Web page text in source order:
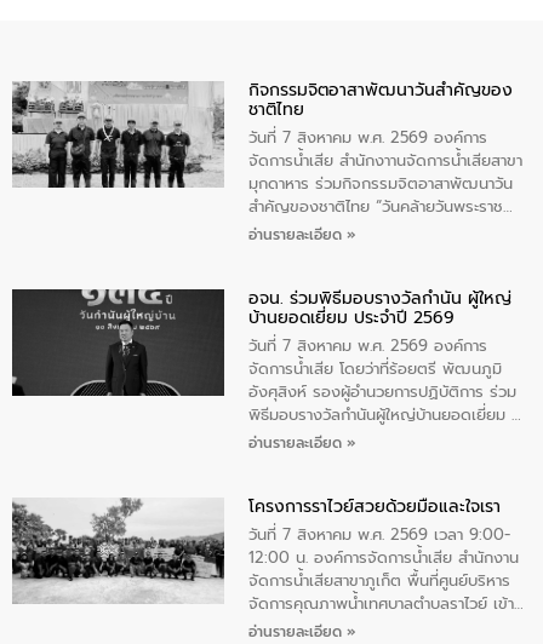
กิจกรรมจิตอาสาพัฒนาวันสําคัญของ
ชาติไทย
วันที่ 7 สิงหาคม พ.ศ. 2569 องค์การ
จัดการน้ำเสีย สำนักงาานจัดการน้ำเสียสาขา
มุกดาหาร ร่วมกิจกรรมจิตอาสาพัฒนาวัน
สําคัญของชาติไทย “วันคล้ายวันพระราช
สมภพ สมเด็จพระนางเจ้าสิริกิติ์พระบรม
ทิพย์คำ รองผู้ว่าราชการจังหวัดมุกดาหาร
เป็นประธานในพิธี ณ เรือนจําชั่วคราวนาโสก
ตําบลนาโสก อําเภอเมืองมุกดาหาร จังหวัด
มุกดาหาร โดยในกิจกรรมได้ร่วมปลูกป่า และ
ทําความสะอาดภายในบริเวณ จัดกิจกรรม
เพื่อถวายเป็นพระราชกุศล สมเด็จพระนาง
เจ้าสิริกิติ์พระบรมราชินีนาถ พระบรมราช
อ่านรายละเอียด »
อจน. ร่วมพิธีมอบรางวัลกำนัน ผู้ใหญ่
บ้านยอดเยี่ยม ประจำปี 2569
วันที่ 7 สิงหาคม พ.ศ. 2569 องค์การ
จัดการน้ำเสีย โดยว่าที่ร้อยตรี พัฒนภูมิ
อังศุสิงห์ รองผู้อำนวยการปฏิบัติการ ร่วม
พิธีมอบรางวัลกำนันผู้ใหญ่บ้านยอดเยี่ยม ณ
ทำเนียบรัฐบาล โดยมีนายอนุทิน ชาญวีรกูล
ทองคำและประกาศเกียรติคุณให้แก่ กำนัน
ผู้ใหญ่บ้านยอดเยี่ยม พร้อมกล่าวชื่นชม ให้
โอวาท และมอบนโยบาย
อ่านรายละเอียด »
โครงการราไวย์สวยด้วยมือและใจเรา
วันที่ 7 สิงหาคม พ.ศ. 2569 เวลา 9:00-
12:00 น. องค์การจัดการน้ำเสีย สำนักงาน
จัดการน้ำเสียสาขาภูเก็ต พื้นที่ศูนย์บริหาร
จัดการคุณภาพน้ำเทศบาลตำบลราไวย์ เข้า
ร่วมโครงการราไวย์สวยด้วยมือและใจเรา
อ่านรายละเอียด »